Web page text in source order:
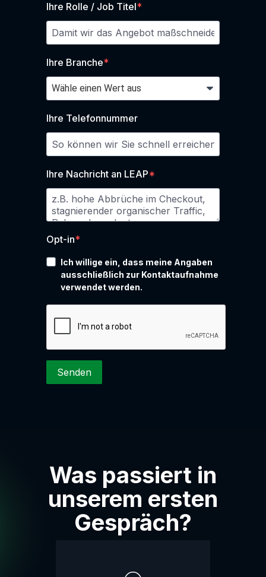
Ihre Rolle / Job Titel
Ihre Branche
Ihre Telefonnummer
Ihre Nachricht an LEAP
Opt-in
Ich willige ein, dass meine Angaben
ausschließlich zur Kontaktaufnahme
verwendet werden.
Senden
Was passiert in
unserem ersten
Gespräch?